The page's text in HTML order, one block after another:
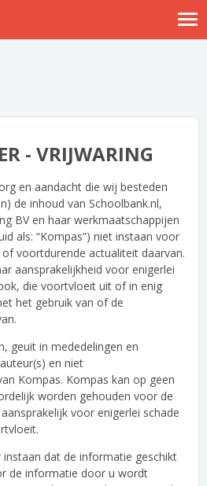
Help
- VRIJWARING
en aandacht die wij besteden
de inhoud van Schoolbank.nl,
BV en haar werkmaatschappijen
als: “Kompas”) niet instaan voor
voortdurende actualiteit daarvan.
aansprakelijkheid voor enigerlei
die voortvloeit uit of in enig
het gebruik van of de
geuit in mededelingen en
en niet
Kompas. Kompas kan op geen
worden gehouden voor de
voor enigerlei schade
dat de informatie geschikt
de informatie door u wordt